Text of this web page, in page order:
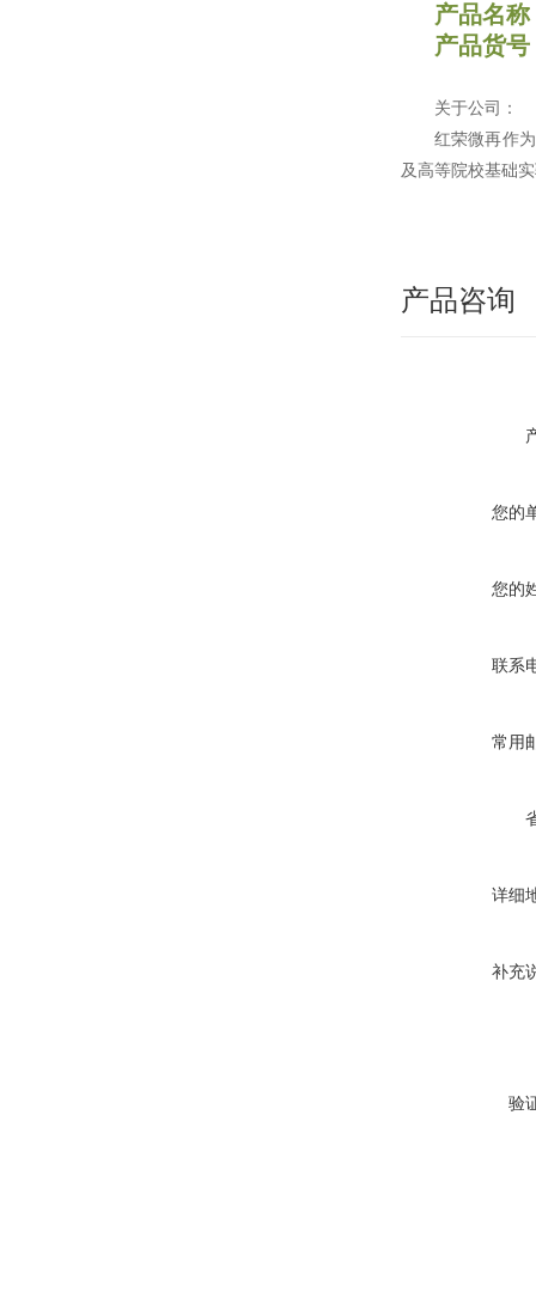
产品名称
产品货
关于公司：
红荣微再作
及高等院校基础
产品咨询
您的
您的
联系
常用
详细
补充
验